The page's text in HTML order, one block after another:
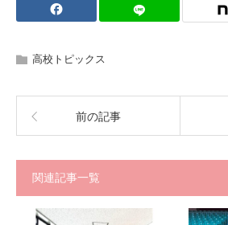
高校トピックス
前の記事
関連記事一覧